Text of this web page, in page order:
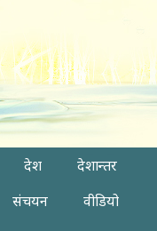
देश
देशान्तर
संचयन
वीडियो